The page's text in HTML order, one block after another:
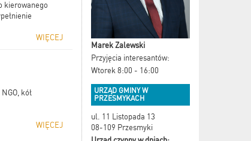
kierowanego
WIĘCEJ
kół
WIĘCEJ
Marek Zalewski
Przyjęcia interesantów:
Wtorek 8:00 - 16:00
URZĄD GMINY W
PRZESMYKACH
ul. 11 Listopada 13
08-109 Przesmyki